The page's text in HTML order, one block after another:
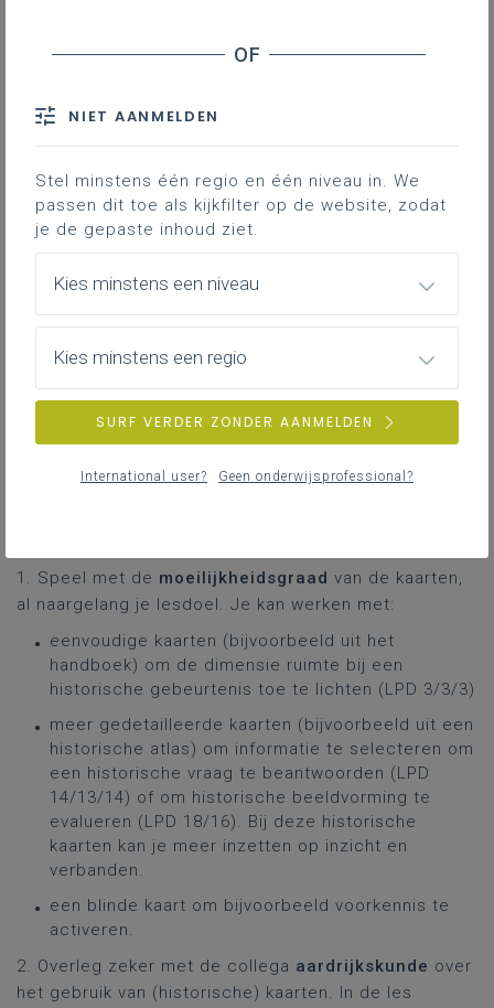
Waar vind je historische kaarten?
Een historische kaart is een belangrijke
noodzakelijke schakel in het historisch
denken. Hoe gebruik je historische kaarten
tijdens de geschiedenisles? Hoe leer je
leerlingen om te gaan met historisch
kaarten?
Gekoppelde leerplannen
1. Speel met de moeilijkheidsgraad van de kaarten,
al naargelang je lesdoel. Je kan werken met:
eenvoudige kaarten (bijvoorbeeld uit het
handboek) om de dimensie ruimte bij een
historische gebeurtenis toe te lichten (LPD 3/3/3)
meer gedetailleerde kaarten (bijvoorbeeld uit een
historische atlas) om informatie te selecteren om
een historische vraag te beantwoorden (LPD
14/13/14) of om historische beeldvorming te
evalueren (LPD 18/16). Bij deze historische
kaarten kan je meer inzetten op inzicht en
verbanden.
een blinde kaart om bijvoorbeeld voorkennis te
activeren.
2. Overleg zeker met de collega aardrijkskunde over
het gebruik van (historische) kaarten. In de les
NIET AANMELDEN
Stel minstens één regio en één niveau in. We
passen dit toe als kijkfilter op de website, zodat
je de gepaste inhoud ziet.
Kies minstens een niveau
Kies minstens een regio
SURF VERDER ZONDER AANMELDEN
International user? Geen onderwijsprofessional?